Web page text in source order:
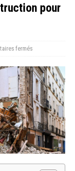
pour
fermés